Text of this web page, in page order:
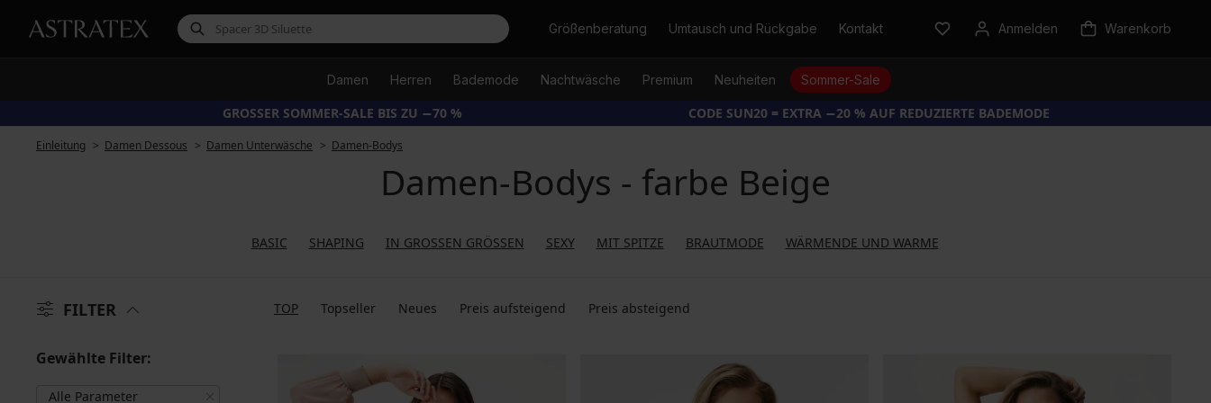
SucheGrößenberatung Umtausch und Rückgabe Kontakt Anmelden Warenkorb
Damen Herren Bademode Nachtwäsche Premium Neuheiten Sommer-Sale
GROSSER SOMMER-SALE BIS ZU −70 % CODE SUN20 = EXTRA −20 % AUF REDUZIERTE BADEMODE
Einleitung Damen Dessous Damen Unterwäsche Damen-Bodys
Damen-Bodys - farbe Beige
BASIC SHAPING IN GROSSEN GRÖSSEN SEXY MIT SPITZE BRAUTMODE WÄRMENDE UND WARME
FILTER TOP Topseller Neues Preis aufsteigend Preis absteigend
Gewählte Filter:
Alle Parameter